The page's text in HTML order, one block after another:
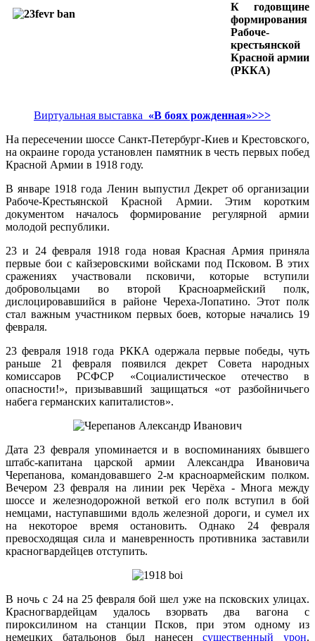
К годовщине
формирования
Рабоче-
крестьянской
Красной армии
(РККА)
Виртуальная выставка «В боях рожденная»>>>
На пересечении шоссе Санкт-Петербург-Киев и Крестовского,
на окраине города установлен памятник в честь первых побед
Красной Армии в 1918 году.
В январе 1918 года Ленин выпустил Декрет об организации
Рабоче-Крестьянской Красной Армии. Этим коротким
документом началось формирование регулярной армии
молодой республики.
23 и 24 февраля 1918 года новая Красная Армия приняла
первые бои с кайзеровскими войсками под Псковом. В этих
сражениях участвовали псковичи, которые вступили
добровольцами во второй Красноармейский полк,
дислоцировавшийся в районе Череха-Лопатино. Этот полк
стал важным участником первых боев, которые начались 19
февраля.
23 февраля 1918 года РККА одержала первые победы, чуть
раньше 21 февраля появился декрет Совета народных
комиссаров РСФСР «Социалистическое отечество в
опасности!», призывавший защищаться «от разбойничьего
набега германских капиталистов».
Дата 23 февраля упоминается и в воспоминаниях бывшего
штабс-капитана царской армии Александра Ивановича
Черепанова, командовавшего 2-м красноармейским полком.
Вечером 23 февраля на линии рек Черёха - Многа между
шоссе и железнодорожной веткой его полк вступил в бой
немцами, наступавшими вдоль железной дороги, и сумел их
на некоторое время остановить. Однако 24 февраля
превосходящая сила и маневренность противника заставили
красногвардейцев отступить.
В ночь с 24 на 25 февраля бой шел уже на псковских улицах.
Красногвардейцам удалось взорвать два вагона с
пироксилином на станции Псков, при этом одному из
немецких батальонов был нанесенсущественный урон.